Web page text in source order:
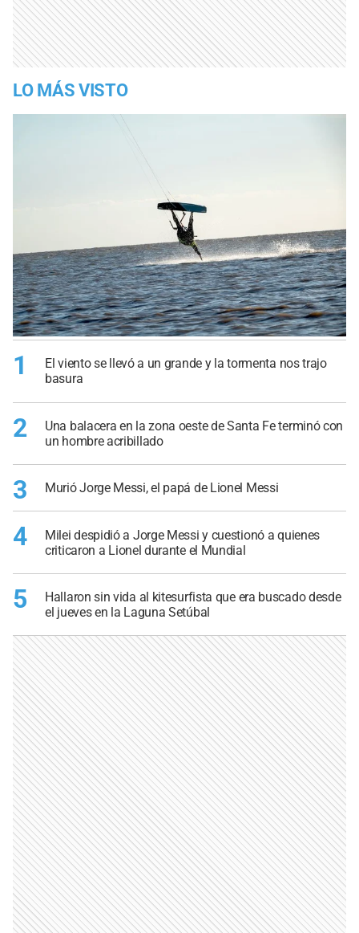
LO MÁS VISTO
1
El viento se llevó a un grande y la tormenta nos trajo
basura
2
Una balacera en la zona oeste de Santa Fe terminó con
un hombre acribillado
3 Murió Jorge Messi, el papá de Lionel Messi
4
Milei despidió a Jorge Messi y cuestionó a quienes
criticaron a Lionel durante el Mundial
5
Hallaron sin vida al kitesurfista que era buscado desde
el jueves en la Laguna Setúbal